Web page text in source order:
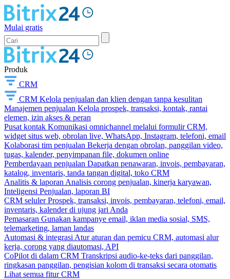
Mulai gratis
Produk
CRM
CRM Kelola penjualan dan klien dengan tanpa kesulitan
Manajemen penjualan Kelola prospek, transaksi, kontak, rantai
elemen, izin akses & peran
Pusat kontak Komunikasi omnichannel melalui formulir CRM,
widget situs web, obrolan live, WhatsApp, Instagram, telefoni, email
Kolaborasi tim penjualan Bekerja dengan obrolan, panggilan video,
tugas, kalender, penyimpanan file, dokumen online
Pemberdayaan penjualan Dapatkan penawaran, invois, pembayaran,
katalog, inventaris, tanda tangan digital, toko CRM
Analitis & laporan Analisis corong penjualan, kinerja karyawan,
Inteligensi Penjualan, laporan BI
CRM seluler Prospek, transaksi, invois, pembayaran, telefoni, email,
inventaris, kalender di ujung jari Anda
Pemasaran Gunakan kampanye email, iklan media sosial, SMS,
telemarketing, laman landas
Automasi & integrasi Atur aturan dan pemicu CRM, automasi alur
kerja, corong yang diautomasi, API
CoPilot di dalam CRM Transkripsi audio-ke-teks dari panggilan,
ringkasan panggilan, pengisian kolom di transaksi secara otomatis
Lihat semua fitur CRM